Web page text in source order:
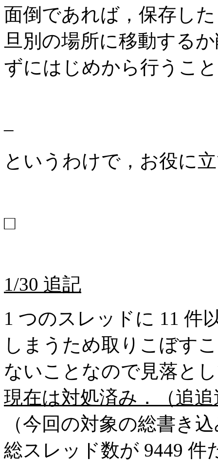
面倒であれば，保存し
旦別の場所に移動する
ずにはじめから行うこ
–
というわけで，お役に
□
1/30 追記
1 つのスレッドに 11 件
しまうため取りこぼす
ないことなので見落と
現在は対処済み．（追
（今回の対象の総書き
総スレッド数が 9449